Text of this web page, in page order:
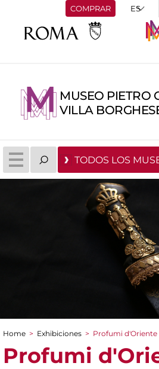
COMPRAR
MUSEO PIETRO
VILLA
TODOS LOS
You are here
Home > Exhibiciones > Profumi d'Oriente
Profumi